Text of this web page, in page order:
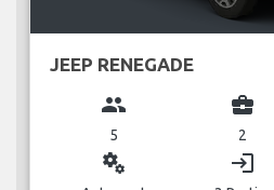
JEEP RENEGADE
group
5
business_center
2
miscellaneous_services login